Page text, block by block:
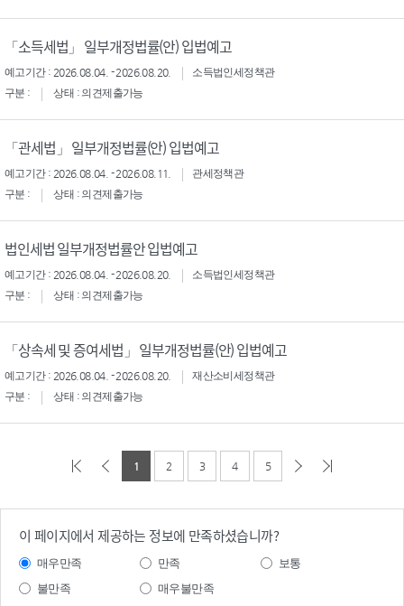
「소득세법」 일부개정법률(안) 입법예고
예고기간 : 2026.08.04. - 2026.08.20.
소득법인세정책관
구분 :
상태 : 의견제출가능
「관세법」 일부개정법률(안) 입법예고
예고기간 : 2026.08.04. - 2026.08.11.
관세정책관
구분 :
상태 : 의견제출가능
법인세법 일부개정법률안 입법예고
예고기간 : 2026.08.04. - 2026.08.20.
소득법인세정책관
구분 :
상태 : 의견제출가능
「상속세 및 증여세법」 일부개정법률(안) 입법예고
예고기간 : 2026.08.04. - 2026.08.20.
재산소비세정책관
구분 :
상태 : 의견제출가능
1 2 3 4 5
이 페이지에서 제공하는 정보에 만족하셨습니까?
매우만족 만족
보통
불만족
매우불만족